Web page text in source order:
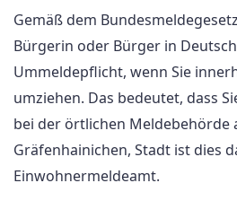
Gemäß dem
Bürgerin oder Bürger in
Ummeldepflicht, wenn Sie
umziehen. Das bedeutet, dass
bei der örtlichen Meldebehörde
Gräfenhainichen, Stadt ist dies
Einwohnermeldeamt.